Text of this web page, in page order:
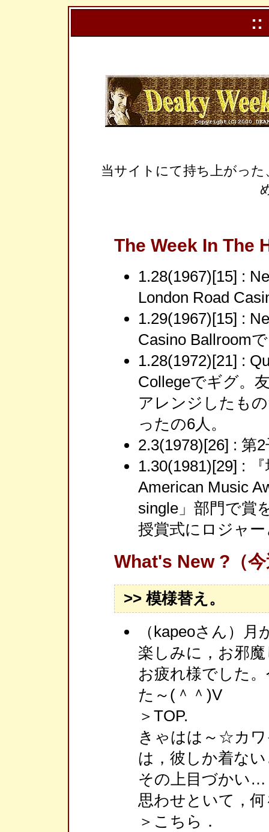
::
当サイトにて持ち上がっ
The Week In The
1.28(1967)[15] :
London Road
1.29(1967)[15] :
Casino Ballroom
1.28(1972)[21] :
Collegeでギグ。
アレンジしたも
ったの6人。
2.3(1978)[26] : 第
1.30(1981)[29] :
American Music
single」部門で賞
授賞式にロジャ
What's New ?（
>> 模様替え。
（kapeoさん）
楽しみに，お邪
お疲れ様でした
た～(＾＾)V
＞TOP.
きゃはは～☆カ
は，彼しか着な
その上目づかい…
思わせといて，
＞こちら．